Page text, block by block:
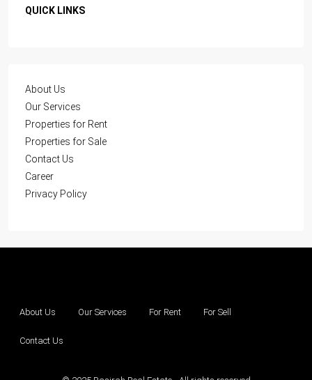
QUICK LINKS
About Us
Our Services
Properties for Rent
Properties for Sale
Contact Us
Career
Privacy Policy
About Us Our Services For Rent For Sell
Contact Us